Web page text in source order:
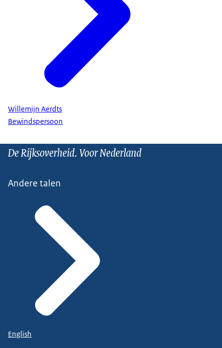
Willemijn Aerdts
Bewindspersoon
De Rijksoverheid. Voor Nederland
Andere talen
English